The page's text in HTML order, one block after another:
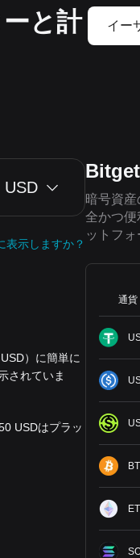
と計
イー
USD
表示しますか？
）に簡単に
されていま
USDはプラッ
暗号資
全かつ便
ットフォ
通貨